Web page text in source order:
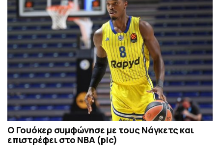
Ο Γουόκερ συμφώνησε με τους Νάγκετς και
επιστρέφει στο NBA (pic)